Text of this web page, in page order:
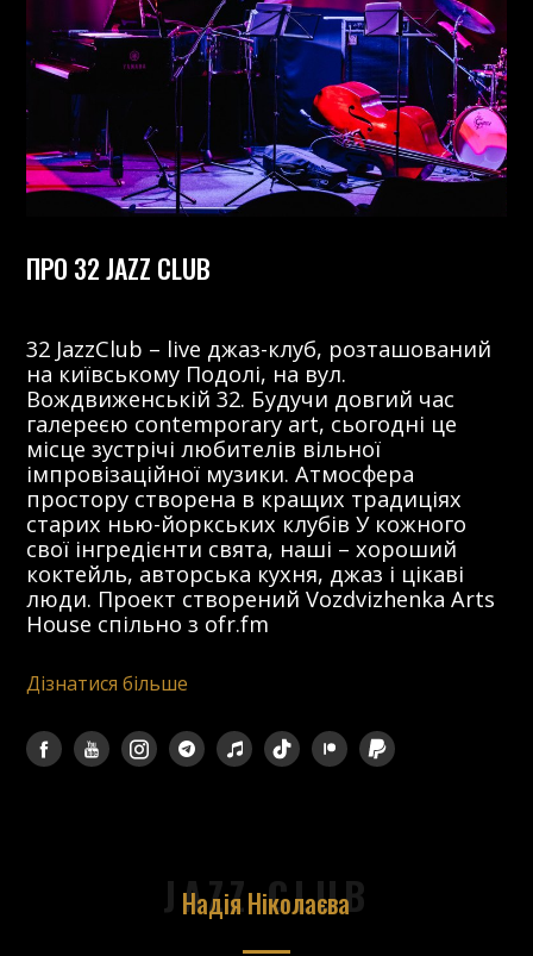
ПРО 32 JAZZ CLUB
32 JazzClub – live джаз-клуб, розташований
на київському Подолі, на вул.
Вождвиженській 32. Будучи довгий час
галереєю contemporary art, сьогодні це
місце зустрічі любителів вільної
імпровізаційної музики. Атмосфера
простору створена в кращих традиціях
старих нью-йоркських клубів У кожного
свої інгредієнти свята, наші – хороший
коктейль, авторська кухня, джаз і цікаві
люди. Проект створений Vozdvizhenka Arts
House спільно з ofr.fm
Дізнатися більше
JAZZ CLUB
Надія Ніколаєва